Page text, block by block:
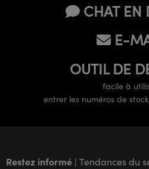
CHAT EN
E-
OUTIL DE
facile à
entrer les numéros de
Restez informé | Tendances du